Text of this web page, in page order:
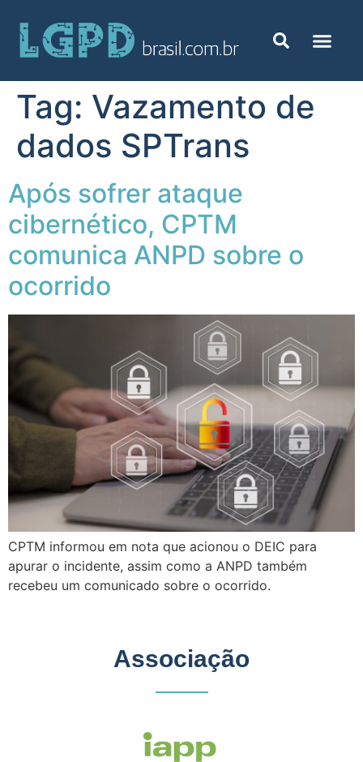
Tag: Vazamento de
dados SPTrans
Após sofrer ataque
cibernético, CPTM
comunica ANPD sobre o
ocorrido
CPTM informou em nota que acionou o DEIC para
apurar o incidente, assim como a ANPD também
recebeu um comunicado sobre o ocorrido.
Associação